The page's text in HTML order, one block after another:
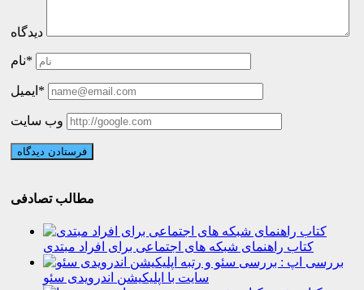
دیدگاه
نام*
ایمیل*
وب سایت
مطالب تصادفی
کتاب راهنمای شبکه های اجتماعی برای افراد مبتدی
بررسی اپ : بررسی سئو و رتبه
سایت با اپلیکیشن اندرویدی سئو